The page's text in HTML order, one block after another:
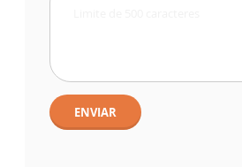
ENVIAR